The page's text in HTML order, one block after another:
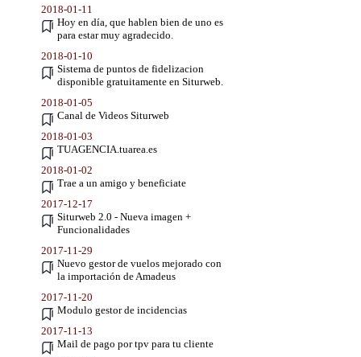
2018-01-11
Hoy en día, que hablen bien de uno es
para estar muy agradecido.
2018-01-10
Sistema de puntos de fidelizacion
disponible gratuitamente en Siturweb.
2018-01-05
Canal de Videos Siturweb
2018-01-03
TUAGENCIA.tuarea.es
2018-01-02
Trae a un amigo y beneficiate
2017-12-17
Siturweb 2.0 - Nueva imagen +
Funcionalidades
2017-11-29
Nuevo gestor de vuelos mejorado con
la importación de Amadeus
2017-11-20
Modulo gestor de incidencias
2017-11-13
Mail de pago por tpv para tu cliente